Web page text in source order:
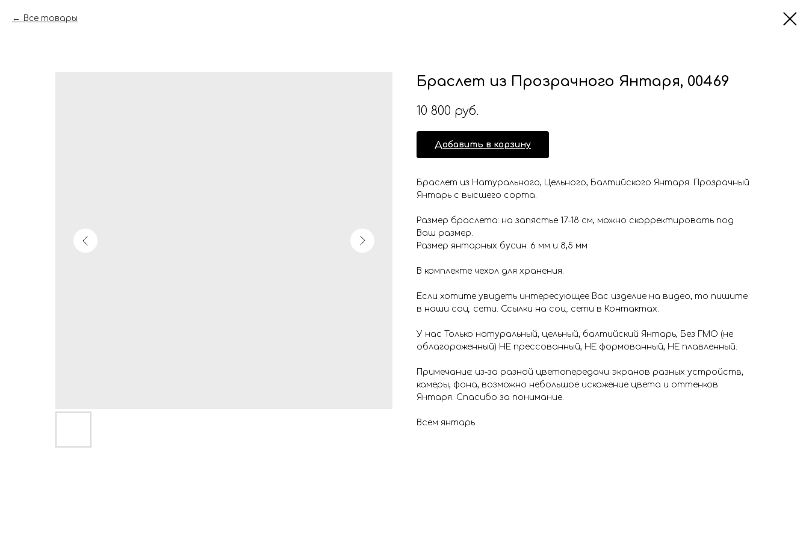
Все товары
Браслет из Прозрачного Янтаря, 00469
10 800 руб.
Добавить в корзину
Браслет из Натурального, Цельного, Балтийского Янтаря. Прозрачный
Янтарь с высшего сорта.
Размер браслета: на запястье 17-18 см, можно скорректировать под
Ваш размер.
Размер янтарных бусин: 6 мм и 8,5 мм
В комплекте чехол для хранения.
Если хотите увидеть интересующее Вас изделие на видео, то пишите
в наши соц. сети. Ссылки на соц. сети в Контактах.
У нас Только натуральный, цельный, балтийский Янтарь, Без ГМО (не
облагороженный) НЕ прессованный, НЕ формованный, НЕ плавленный.
Примечание: из-за разной цветопередачи экранов разных устройств,
камеры, фона, возможно небольшое искажение цвета и оттенков
Янтаря. Спасибо за понимание.
Всем янтарь